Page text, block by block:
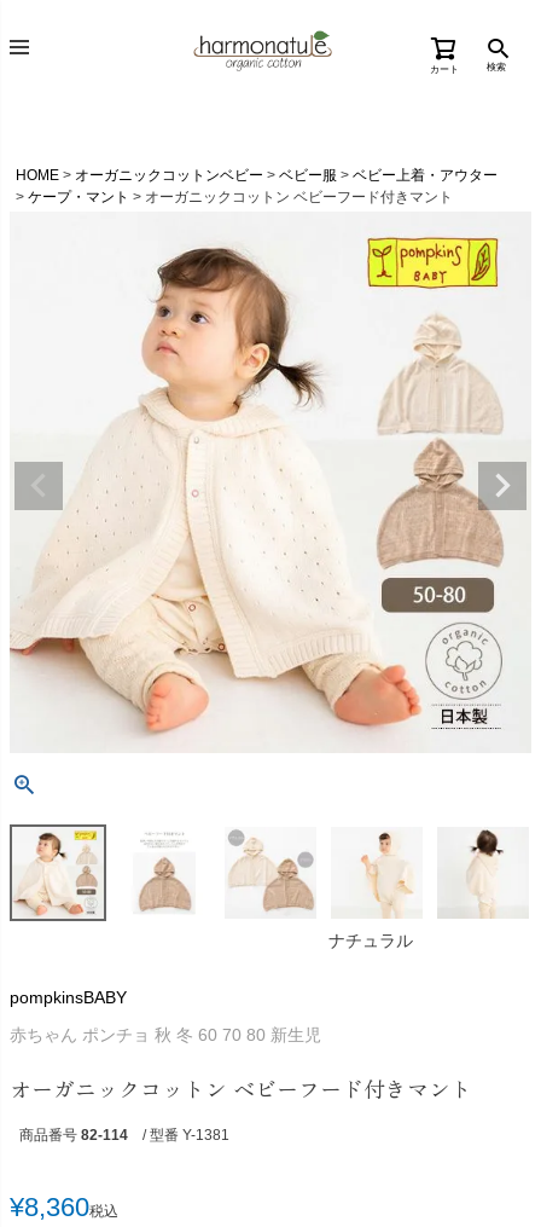
カート 検索
HOME オーガニックコットンベビー ベビー服
ベビー上着・アウター
ケープ・マント
オーガニックコットン ベビーフード付きマント
ナチュラル
pompkinsBABY
赤ちゃん ポンチョ 秋 冬 60 70 80 新生児
オーガニックコットン ベビーフード付きマント
商品番号 82-114 / 型番 Y-1381
¥8,360税込